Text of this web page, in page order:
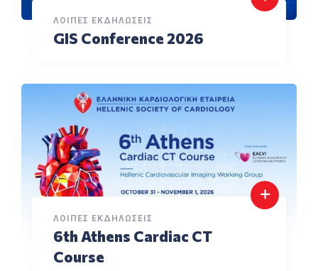
ΛΟΙΠΈΣ ΕΚΔΗΛΏΣΕΙΣ
GIS Conference 2026
ΛΟΙΠΈΣ ΕΚΔΗΛΏΣΕΙΣ
6th Athens Cardiac CT
Course